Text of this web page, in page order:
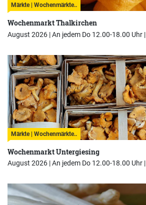
Märkte | Wochenmärkte..
Wochenmarkt Thalkirchen
August 2026 | An jedem Do 12.00-18.00 Uhr |
Märkte | Wochenmärkte..
Wochenmarkt Untergiesing
August 2026 | An jedem Do 12.00-18.00 Uhr |